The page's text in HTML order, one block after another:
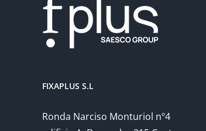
FIXAPLUS S.L
Ronda Narciso Monturiol nº4